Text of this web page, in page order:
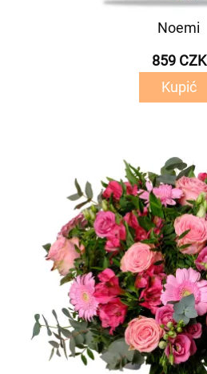
Noemi
859 CZK
Kupić